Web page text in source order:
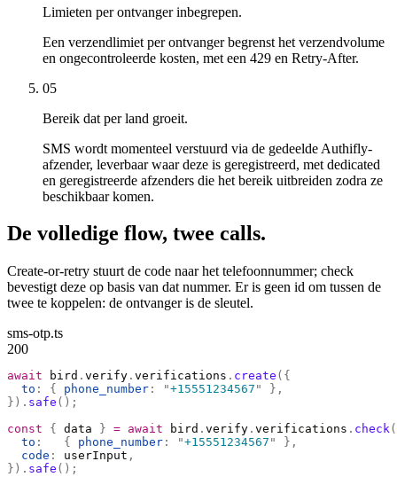
Limieten per ontvanger inbegrepen.
Een verzendlimiet per ontvanger begrenst het verzendvolume
en ongecontroleerde kosten, met een 429 en Retry-After.
05
Bereik dat per land groeit.
SMS wordt momenteel verstuurd via de gedeelde Authifly-
afzender, leverbaar waar deze is geregistreerd, met dedicated
en geregistreerde afzenders die het bereik uitbreiden zodra ze
beschikbaar komen.
De volledige flow, twee calls.
Create-or-retry stuurt de code naar het telefoonnummer; check
bevestigt deze op basis van dat nummer. Er is geen id om tussen de
twee te koppelen: de ontvanger is de sleutel.
sms-otp.ts
200
await bird . verify . verifications . create ({
  to
: { phone_number : "+15551234567 "
},
}). safe ();
const { data } = await bird . verify . verifications . check
  to
:
   {
phone_number : "+15551234567 "
},
  code
: userInput ,
}). safe ();